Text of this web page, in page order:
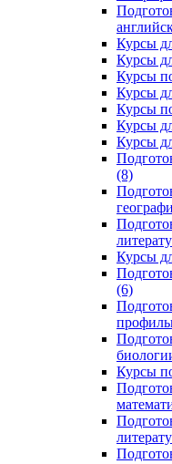
Курсы
Курсы
Курсы
Курсы
Курсы
Курсы
Курсы
(8)
Курсы
(6)
Курсы